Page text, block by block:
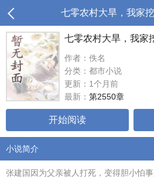
七零农村大旱，我家
七零农村大旱，我家
作者：佚名
分类：都市小说
更新：1个月前
最新： 第2550章
开始阅读
小说简介
张建国因为父亲被人打死，变得胆小怕